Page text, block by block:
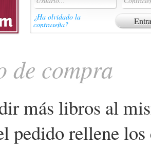
¿Ha olvidado la
contraseña?
de compra
más libros al
pedido rellene